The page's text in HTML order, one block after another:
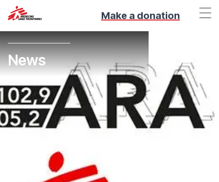
Make a donation
News